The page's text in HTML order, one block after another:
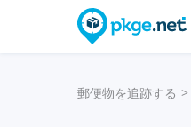
郵便物を追跡する